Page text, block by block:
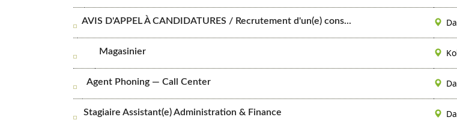
AVIS D'APPEL À CANDIDATURES / Recrutement d'un(e) cons...
Magasinier
Agent Phoning — Call Center
Stagiaire Assistant(e) Administration & Finance